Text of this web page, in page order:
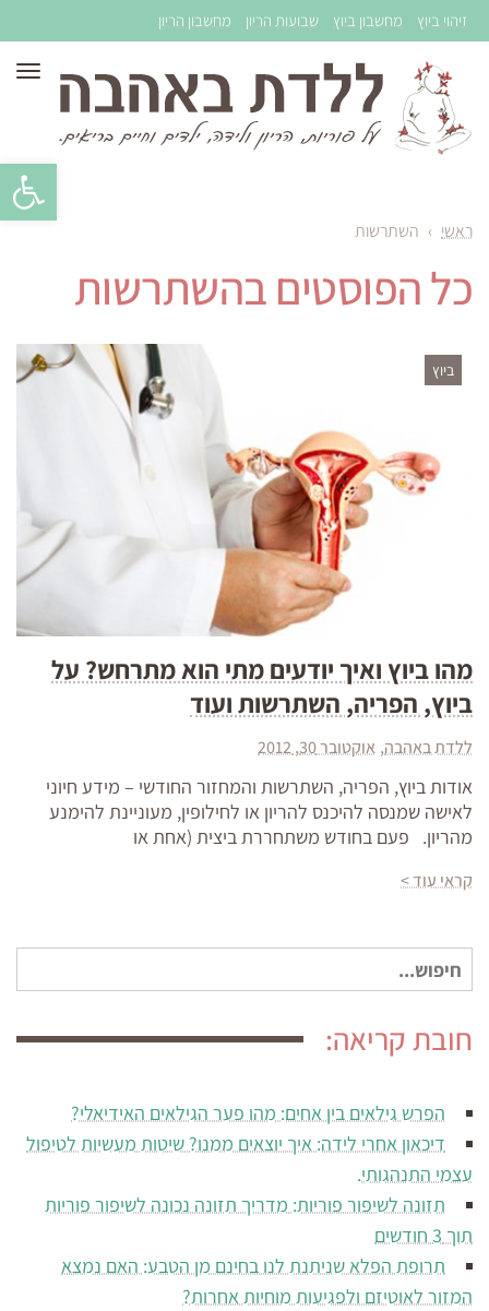
זיהוי ביוץ מחשבון ביוץ שבועות הריון מחשבון הריון
ראשי › השתרשות
כל הפוסטים בהשתרשות
ביוץ
מהו ביוץ ואיך יודעים מתי הוא מתרחש? על
ביוץ, הפריה, השתרשות ועוד
ללדת באהבה אוקטובר 30, 2012
אודות ביוץ, הפריה, השתרשות והמחזור החודשי – מידע חיוני
לאישה שמנסה להיכנס להריון או לחילופין, מעוניינת להימנע
מהריון. פעם בחודש משתחררת ביצית (אחת או
קראי עוד >
חיפוש
עבור:
חובת קריאה:
הפרש גילאים בין אחים: מהו פער הגילאים האידיאלי?
דיכאון אחרי לידה: איך יוצאים ממנו? שיטות מעשיות לטיפול
עצמי התנהגותי.
תזונה לשיפור פוריות: מדריך תזונה נכונה לשיפור פוריות
תוך 3 חודשים
תרופת הפלא שניתנת לנו בחינם מן הטבע: האם נמצא
המזור לאוטיזם ולפגיעות מוחיות אחרות?
פתח